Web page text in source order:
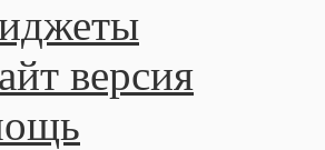
версия